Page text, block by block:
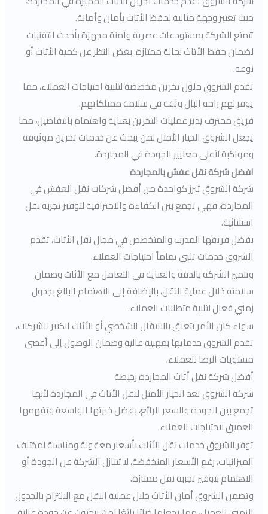
حيث تعتبر وجهة مثالية لحفظ الأثاث بأمان وأمانة.
تتمتع الشركة بمستودعات عصرية وآمنة مجهزة بأحدث التقنيات
لضمان حفظ الأثاث بحالة ممتازة. بغض النظر عن كمية الأثاث أو
نوعه.
تقدم الشروق حلول تخزين مخصصة لتلبية احتياجات العملاء، مما
يوفر لهم راحة البال وثقة في سلامة ممتلكاتهم.
فريق محترف يدير عمليات التخزين بعناية واهتمام بالتفاصيل، مما
يجعل الشروق الخيار الأمثل لمن يبحث عن خدمات تخزين موثوقة
ومواكبة لأعلى معايير الجودة في المجاردة.
افضل شركة نقل عفش بالمجاردة
شركة الشروق تبرز كواحدة من أفضل شركات نقل العفش في
المجاردة، فهي تجمع بين الكفاءة والاحترافية لتوفير تجربة نقل
استثنائية.
بفضل فريقها المدرب والمتخصص في مجال نقل الأثاث، تقدم
الشروق خدمات تلبي تماماً احتياجات العملاء.
وتتميز الشركة بالدقة والعناية في التعامل مع الأثاث وضمان
سلامته خلال عملية النقل، بالإضافة إلى الاهتمام البالغ بجدول
زمني فعال لتلبية متطلبات العملاء.
سواء كان الأمر يتعلق بالانتقال الشخصي أو الأثاث الكبير للشركات،
تقدم الشروق خدماتها بمهنية عالية وضمان الوصول إلى أقصى
مستويات الرضا للعملاء.
أفضل شركة نقل أثاث المجاردة رخيصة
شركة الشروق تعد الخيار الأمثل لنقل الأثاث في المجاردة لأنها
تجمع بين الجودة والسعر الرائع، بفضل خبرتها الواسعة وتفهمها
العميق لاحتياجات العملاء.
توفر الشروق خدمات نقل الأثاث بأسعار معقولة ومناسبة لمختلف
الميزانيات، رغم الأسعار المنخفضة، لا تتنازل الشركة عن الجودة أو
الاهتمام بتوفير تجربة نقل ممتازة.
وتضمن الشروق أمان الأثاث خلال عملية النقل مع الالتزام بالجدول